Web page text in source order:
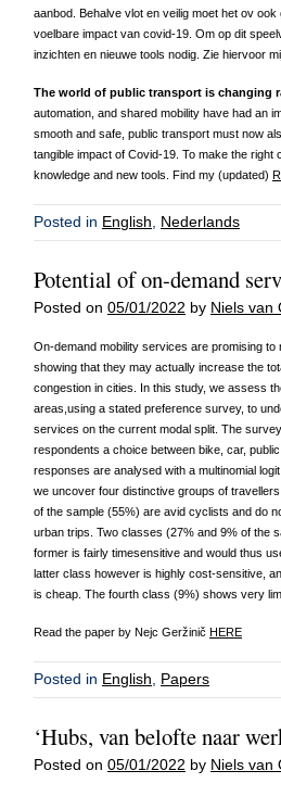
aanbod. Behalve vlot en veilig moet het ov
voelbare impact van covid-19. Om op dit
inzichten en nieuwe tools nodig. Zie hiervoor
The world of public transport is changing
automation, and shared mobility have had an
smooth and safe, public transport must now
tangible impact of Covid‑19. To make the
knowledge and new tools. Find my (updated)
Posted in English Nederlands
Potential of on-demand
Posted on 05/01/2022 by Niels van
On-demand mobility services are promising
showing that they may actually increase the
congestion in cities. In this study, we assess
areas,using a stated preference survey, to
services on the current modal split. The
respondents a choice between bike, car,
responses are analysed with a multinomial
we uncover four distinctive groups of
of the sample (55%) are avid cyclists and do
urban trips. Two classes (27% and 9% of the
former is fairly timesensitive and would thus
latter class however is highly cost-sensitive,
is cheap. The fourth class (9%) shows very
Read the paper by Nejc Geržinič HERE
Posted in English Papers
‘Hubs, van belofte naar
Posted on 05/01/2022 by Niels van